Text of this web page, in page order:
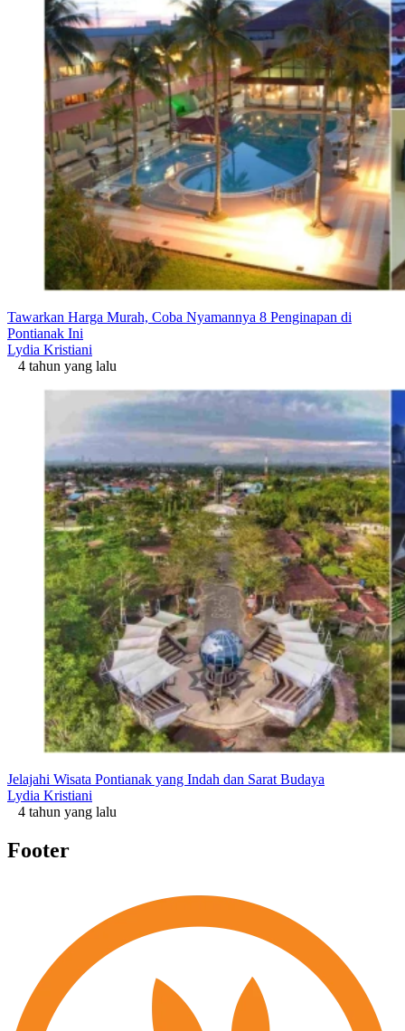
Tawarkan Harga Murah, Coba Nyamannya 8 Penginapan di
Pontianak Ini
Lydia Kristiani
4 tahun yang lalu
Jelajahi Wisata Pontianak yang Indah dan Sarat Budaya
Lydia Kristiani
4 tahun yang lalu
Footer